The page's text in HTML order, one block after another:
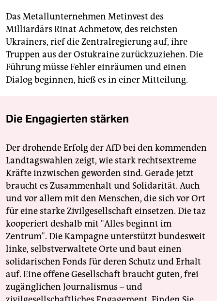
Das Metallunternehmen Metinvest des
Milliardärs Rinat Achmetow, des reichsten
Ukrainers, rief die Zentralregierung auf, ihre
Truppen aus der Ostukraine zurückzuziehen. Die
Führung müsse Fehler einräumen und einen
Dialog beginnen, hieß es in einer Mitteilung.
Die Engagierten stärken
Der drohende Erfolg der AfD bei den kommenden
Landtagswahlen zeigt, wie stark rechtsextreme
Kräfte inzwischen geworden sind. Gerade jetzt
braucht es Zusammenhalt und Solidarität. Auch
und vor allem mit den Menschen, die sich vor Ort
für eine starke Zivilgesellschaft einsetzen. Die taz
kooperiert deshalb mit "Alles beginnt im
Zentrum". Die Kampagne unterstützt bundesweit
linke, selbstverwaltete Orte und baut einen
solidarischen Fonds für deren Schutz und Erhalt
auf. Eine offene Gesellschaft braucht guten, frei
zugänglichen Journalismus – und